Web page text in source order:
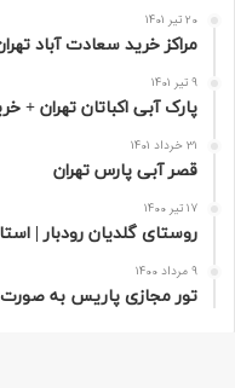
20 تیر 1401
مراکز خرید سعادت‌ آباد
9 تیر 1401
پارک آبی اکباتان تهران +
31 خرداد 1401
قصر آبی پارس تهران
17 تیر 1400
روستای گلدیان رودبار |
9 مرداد 1400
تور مجازی پاریس به صورت 360 درجه | فرانسه